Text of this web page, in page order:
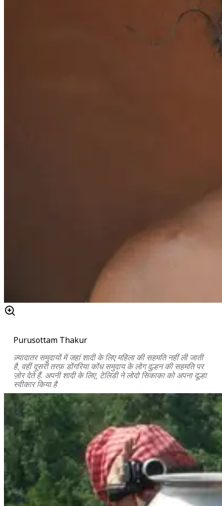
Purusottam Thakur
ज़्यादातर समुदायों में जहां शादी के लिए महिला की सहमति नहीं ली जाती
है, वहीं दूसरी तरफ़ डोंगरिया कोंध समुदाय के लोग दुल्हन की सहमति पर
ज़ोर देते हैं. अपनी शादी के लिए, टेलिडी ने लोदो सिकाका को अपना दूल्हा
स्वीकार किया है